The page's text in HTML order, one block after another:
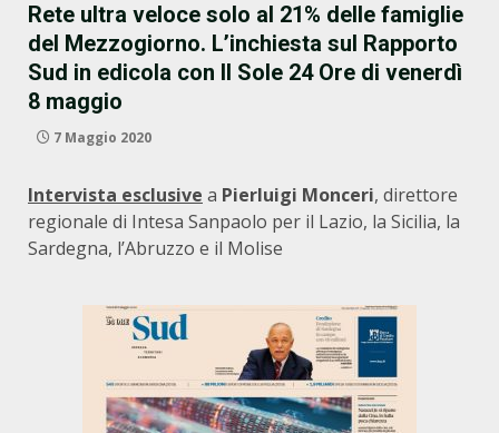
Rete ultra veloce solo al 21% delle famiglie
del Mezzogiorno. L’inchiesta sul Rapporto
Sud in edicola con Il Sole 24 Ore di venerdì
8 maggio
7 Maggio 2020
Intervista esclusive a Pierluigi Monceri, direttore
regionale di Intesa Sanpaolo per il Lazio, la Sicilia, la
Sardegna, l’Abruzzo e il Molise